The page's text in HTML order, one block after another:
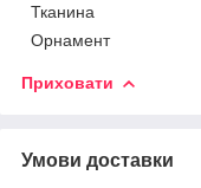
Тканина
Орнамент
Приховати
Умови доставки